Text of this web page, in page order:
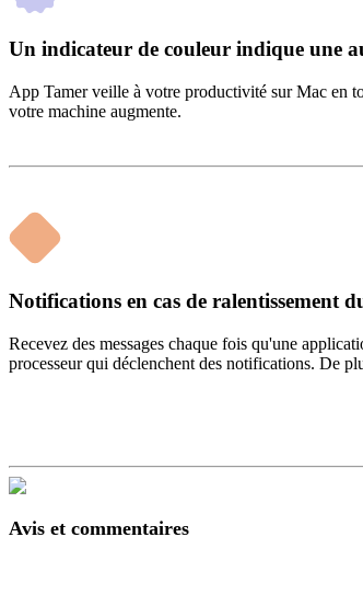
Un indicateur de couleur indique une
App Tamer veille à votre productivité sur Mac en
votre machine augmente.
Notifications en cas de ralentissement
Recevez des messages chaque fois qu'une
processeur qui déclenchent des notifications. De
Avis et commentaires